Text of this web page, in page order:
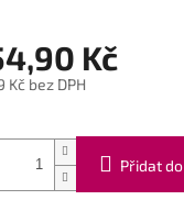
Kč
Kč bez DPH
Přidat